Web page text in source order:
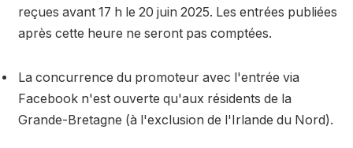
reçues avant 17 h le 20 juin 2025. Les entrées publiées
après cette heure ne seront pas comptées.
La concurrence du promoteur avec l'entrée via
Facebook n'est ouverte qu'aux résidents de la
Grande-Bretagne (à l'exclusion de l'Irlande du Nord).